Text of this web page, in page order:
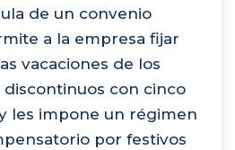
de un convenio
a la empresa fijar
vacaciones de los
con cinco
les impone un régimen
por festivos